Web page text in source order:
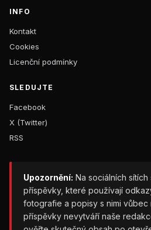
INFO
Kontakt
Cookies
Licenční podmínky
SLEDUJTE
Facebook
X (Twitter)
RSS
Upozornění: Na sociálních
příspěvky, které používají
fotografie a popisy s nimi vůbec
příspěvky nevytváří naše